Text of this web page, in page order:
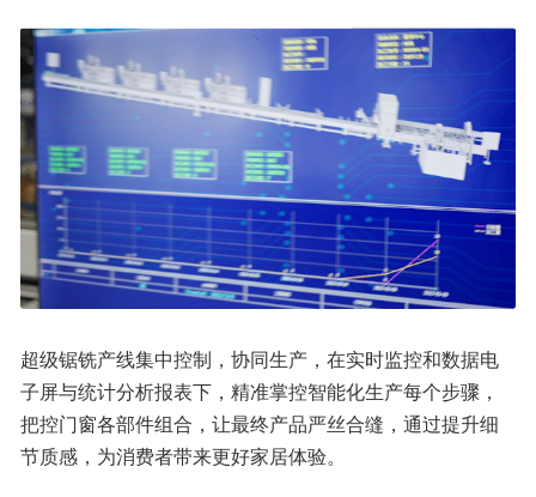
超级锯铣产线集中控制，协同生产，在实时监控和数据电
子屏与统计分析报表下，精准掌控智能化生产每个步骤，
把控门窗各部件组合，让最终产品严丝合缝，通过提升细
节质感，为消费者带来更好家居体验。